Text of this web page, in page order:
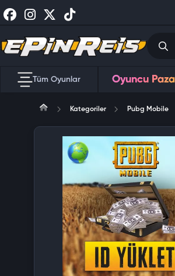
Tüm Oyunlar Oyuncu
Kategoriler Pubg Mobile